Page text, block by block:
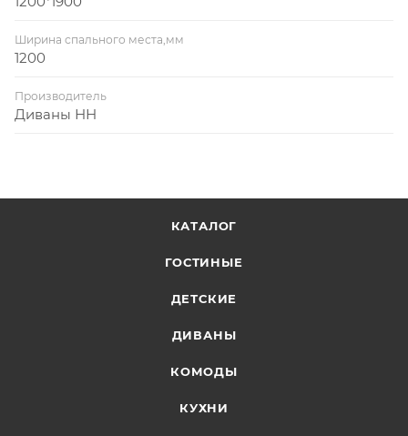
Ширина спального места,мм
1200
Производитель
Диваны НН
КАТАЛОГ
ГОСТИНЫЕ
ДЕТСКИЕ
ДИВАНЫ
КОМОДЫ
КУХНИ